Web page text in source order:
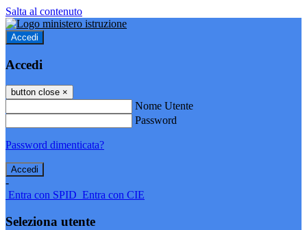
Salta al contenuto
Accedi
Accedi
button close ×
Nome Utente
Password
Password dimenticata?
-
Entra con SPID Entra con CIE
Seleziona utente